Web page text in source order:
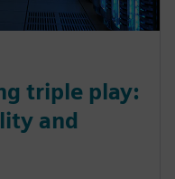
triple play:
and